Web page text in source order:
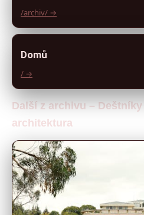
/archiv/ →
Domů
/ →
Další z archivu – Deštníky
architektura